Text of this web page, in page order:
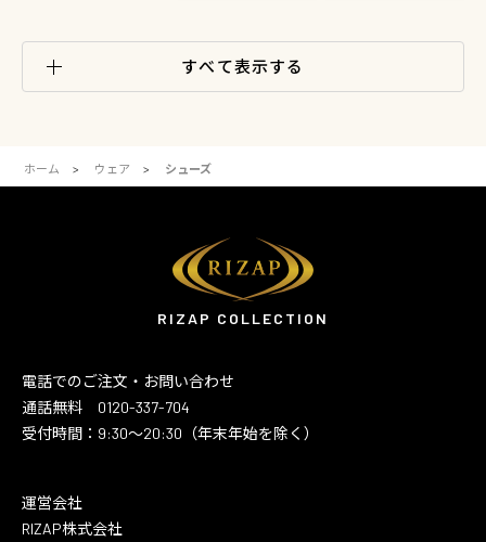
すべて表示する
ホーム ウェア シューズ
RIZAP COLLECTION
電話でのご注文・お問い合わせ
通話無料 0120-337-704
受付時間：9:30～20:30（年末年始を除く）
運営会社
RIZAP株式会社